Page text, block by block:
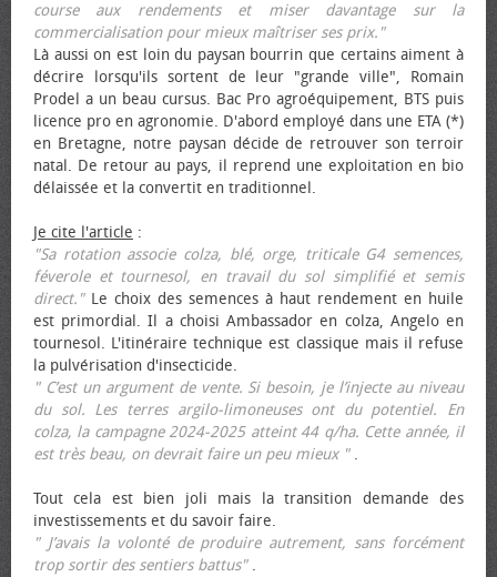
course aux rendements et miser davantage sur la
commercialisation pour mieux maîtriser ses prix."
Là aussi on est loin du paysan bourrin que certains aiment à
décrire lorsqu'ils sortent de leur "grande ville", Romain
Prodel a un beau cursus. Bac Pro agroéquipement, BTS puis
licence pro en agronomie. D'abord employé dans une ETA (*)
en Bretagne, notre paysan décide de retrouver son terroir
natal. De retour au pays, il reprend une exploitation en bio
délaissée et la convertit en traditionnel.
Je cite l'article :
"Sa rotation associe colza, blé, orge, triticale G4 semences,
féverole et tournesol, en travail du sol simplifié et semis
direct."Le choix des semences à haut rendement en huile
est primordial. Il a choisi Ambassador en colza, Angelo en
tournesol. L'itinéraire technique est classique mais il refuse
la pulvérisation d'insecticide.
" C’est un argument de vente. Si besoin, je l’injecte au niveau
du sol. Les terres argilo-limoneuses ont du potentiel. En
colza, la campagne 2024-2025 atteint 44 q/ha. Cette année, il
est très beau, on devrait faire un peu mieux ".
Tout cela est bien joli mais la transition demande des
investissements et du savoir faire.
" J’avais la volonté de produire autrement, sans forcément
trop sortir des sentiers battus".